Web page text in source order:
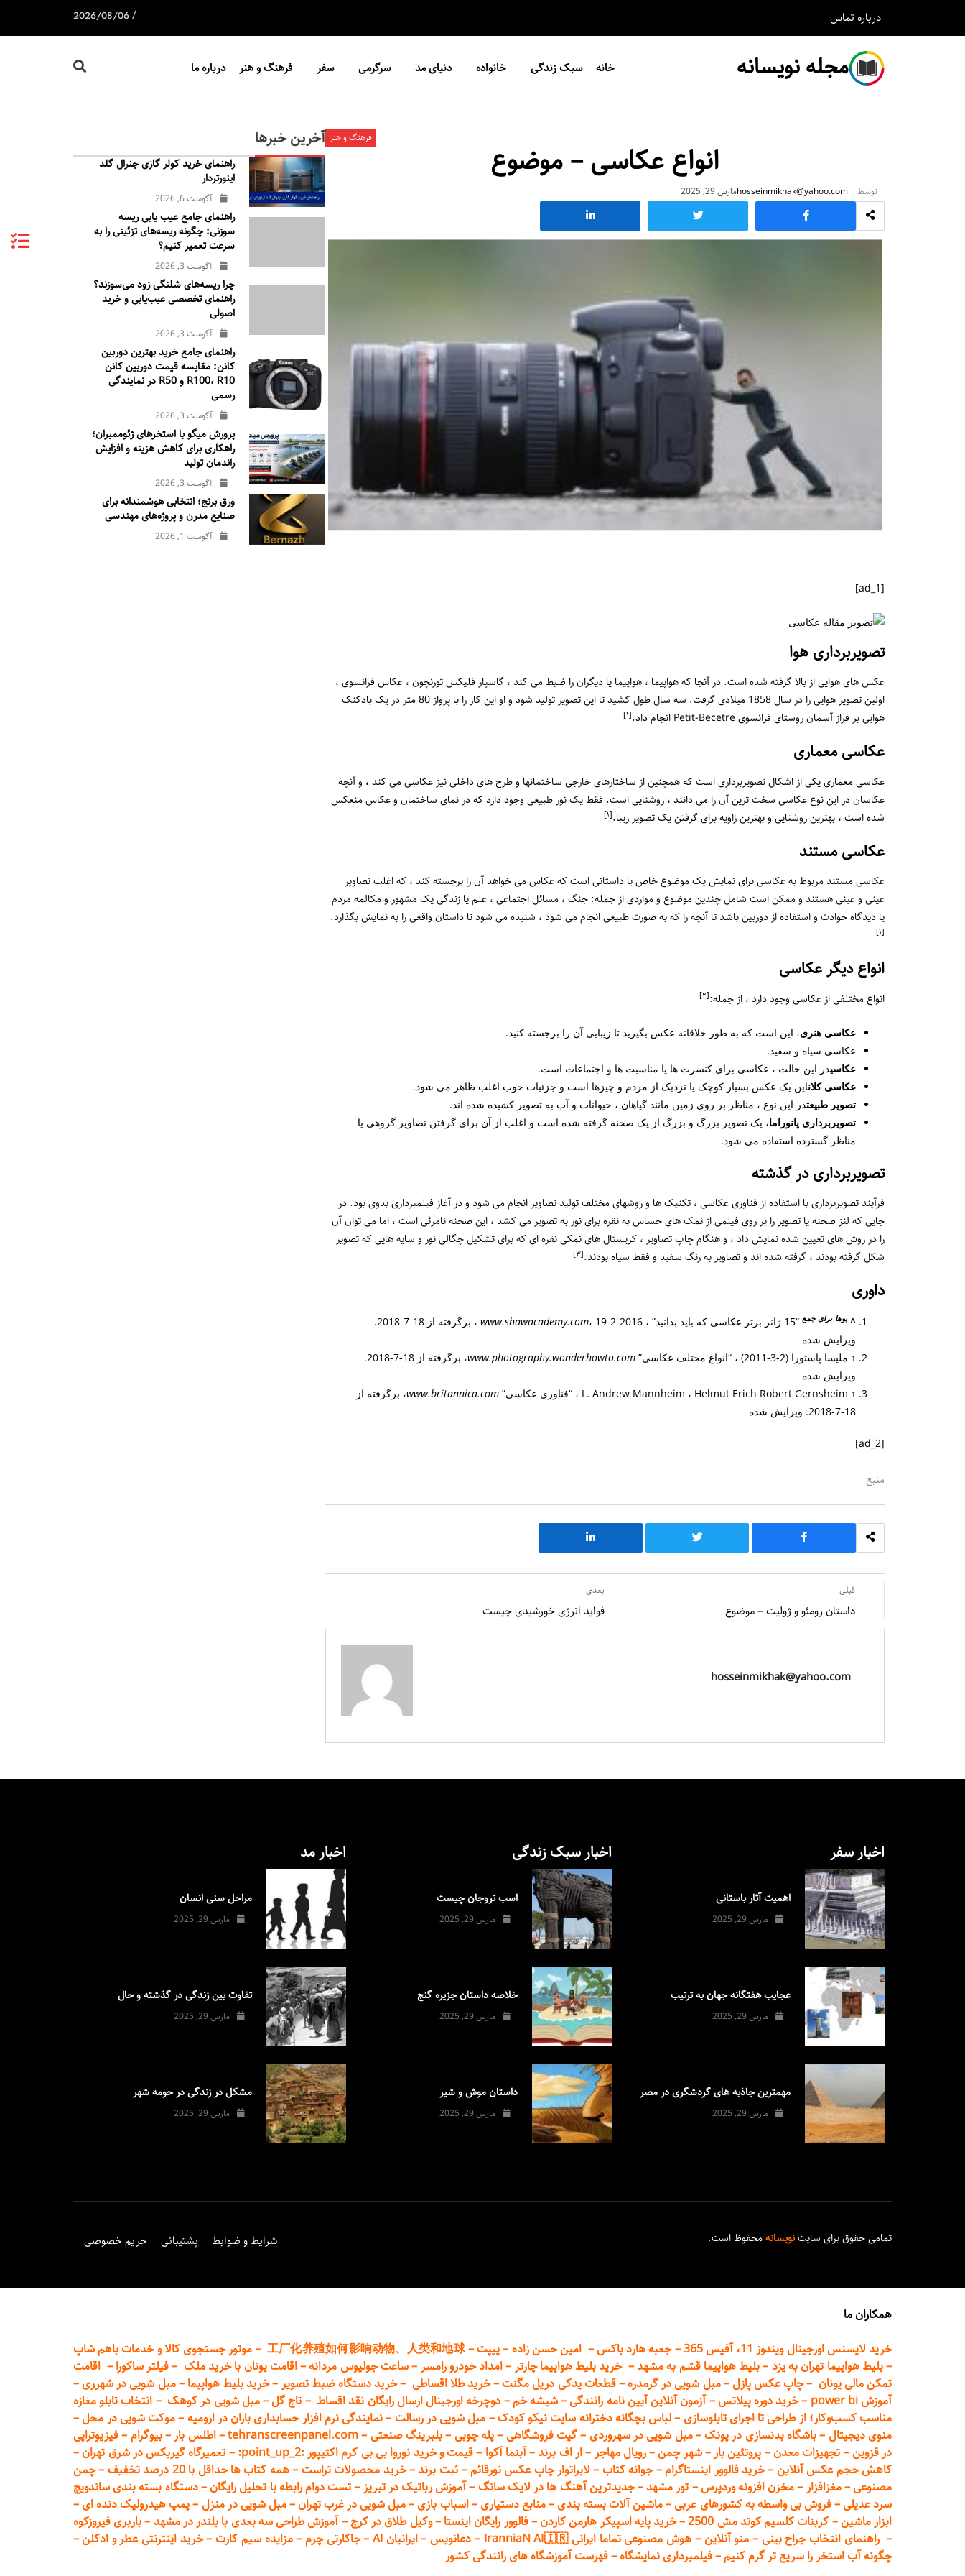
درباره تماس /
2026/08/06
مجله نویسانه خانه سبک زندگی خانواده دنیای مد سرگرمی سفر فرهنگ و هنر درباره ما
فرهنگ و هنر
انواع عکاسی – موضوع
توسط hosseinmikhak@yahoo.comمارس 29, 2025
[ad_1]
تصویربرداری هوا
عکس های هوایی از بالا گرفته شده است. در آنجا که هواپیما ، هواپیما یا دیگران را ضبط می کند ، گاسپار فلیکس تورنچون ، عکاس فرانسوی ،
اولین تصویر هوایی را در سال 1858 میلادی گرفت. سه سال طول کشید تا این تصویر تولید شود و او این کار را با پرواز 80 متر در یک بادکنک
هوایی بر فراز آسمان روستای فرانسوی Petit-Becetre انجام داد.
[١]
عکاسی معماری
عکاسی معماری یکی از اشکال تصویربرداری است که همچنین از ساختارهای خارجی ساختمانها و طرح های داخلی نیز عکاسی می کند ، و آنچه
عکاسان در این نوع عکاسی سخت ترین آن را می دانند ، روشنایی است. فقط یک نور طبیعی وجود دارد که در نمای ساختمان و عکاس منعکس
شده است ، بهترین روشنایی و بهترین زاویه برای گرفتن یک تصویر زیبا.[١]
عکاسی مستند
عکاسی مستند مربوط به عکاسی برای نمایش یک موضوع خاص یا داستانی است که عکاس می خواهد آن را برجسته کند ، که اغلب تصاویر
عینی و عینی هستند و ممکن است شامل چندین موضوع و مواردی از جمله: جنگ ، مسائل اجتماعی ، علم یا زندگی یک مشهور و مکالمه مردم
یا دیدگاه حوادث و استفاده از دوربین باشد تا آنچه را که به صورت طبیعی انجام می شود ، شنیده می شود تا داستان واقعی را به نمایش بگذارد.
[١]
انواع دیگر عکاسی
انواع مختلفی از عکاسی وجود دارد ، از جمله:[٢]
عکاسی هنری، این است که به طور خلاقانه عکس بگیرید تا زیبایی آن را برجسته کنید.
عکاسی سیاه و سفید.
عکاسیدر این حالت ، عکاسی برای کنسرت ها یا مناسبت ها و اجتماعات است.
عکاسی کلاناین یک عکس بسیار کوچک یا نزدیک از مردم و چیزها است و جزئیات خوب اغلب ظاهر می شود.
تصویر طبیعتدر این نوع ، مناظر بر روی زمین مانند گیاهان ، حیوانات و آب به تصویر کشیده شده اند.
تصویربرداری پانوراما، یک تصویر بزرگ و بزرگ از یک صحنه گرفته شده است و اغلب از آن برای گرفتن تصاویر گروهی یا
مناظر گسترده استفاده می شود.
تصویربرداری در گذشته
فرآیند تصویربرداری با استفاده از فناوری عکاسی ، تکنیک ها و روشهای مختلف تولید تصاویر انجام می شود و در آغاز فیلمبرداری بدوی بود. در
جایی که لنز صحنه یا تصویر را بر روی فیلمی از نمک های حساس به نقره برای نور به تصویر می کشد ، این صحنه نامرئی است ، اما می توان آن
را در روش های تعیین شده نمایش داد ، و هنگام چاپ تصاویر ، کریستال های نمکی نقره ای که برای تشکیل چگالی نور و سایه هایی که تصویر
شکل گرفته بودند ، گرفته شده اند و تصاویر به رنگ سفید و فقط سیاه بودند.[٣]
داوری
^ بوها برای جمع “15 ژانر برتر عکاسی که باید بدانید” ، www.shawacademy.com
، 19-2-2016 ، برگرفته از 18-7-2018.
ویرایش شده
↑ ملیسا پاستورا (2-3-2011) ، “انواع مختلف عکاسی” www.photography.wonderhowto.com
، برگرفته از 18-7-2018.
ویرایش شده
↑ L. Andrew Mannheim ، Helmut Erich Robert Gernsheim ، “فناوری عکاسی” www.britannica.com، برگرفته از
18-7-2018. ویرایش شده
[ad_2]
منبع
قبلی
داستان رومئو و ژولیت – موضوع
بعدی
فواید انرژی خورشیدی چیست
hosseinmikhak@yahoo.com
آخرین خبرها
راهنمای خرید کولر گازی جنرال‌ گلد
اینورتر‌دار
آگوست 6, 2026
راهنمای جامع عیب یابی ریسه
سوزنی: چگونه ریسه‌های تزئینی را به
سرعت تعمیر کنیم؟
آگوست 3, 2026
چرا ریسه‌های شلنگی زود می‌سوزند؟
راهنمای تخصصی عیب‌یابی و خرید
اصولی
آگوست 3, 2026
راهنمای جامع خرید بهترین دوربین
کانن: مقایسه قیمت دوربین کانن
R100، R10 و R50 در نمایندگی
رسمی
آگوست 3, 2026
پرورش میگو با استخرهای ژئوممبران؛
راهکاری برای کاهش هزینه و افزایش
راندمان تولید
آگوست 3, 2026
ورق برنج؛ انتخابی هوشمندانه برای
صنایع مدرن و پروژه‌های مهندسی
آگوست 1, 2026
اخبار سفر
اهمیت آثار باستانی
مارس 29, 2025
عجایب هفتگانه جهان به ترتیب
مارس 29, 2025
مهمترین جاذبه های گردشگری در مصر
مارس 29, 2025
اخبار سبک زندگی
اسب تروجان چیست
مارس 29, 2025
خلاصه داستان جزیره گنج
مارس 29, 2025
داستان موش و شیر
مارس 29, 2025
اخبار مد
مراحل سنی انسان
مارس 29, 2025
تفاوت بین زندگی در گذشته و حال
مارس 29, 2025
مشکل در زندگی در حومه شهر
مارس 29, 2025
تمامی حقوق برای سایتنویسانهمحفوظ است. شرایط و ضوابط پشتیبانی حریم خصوصی
همکاران ما
خرید لایسنس اورجینال ویندوز 11، آفیس 365
–جعبه هارد باکس– امین حسن زاده –پیپت–
工厂化养殖如何影响动物、人类和地球
– موتور جستجوی کالا و خدمات باهم شاپ
–بلیط هواپیما تهرانبه یزد –بلیط هواپیما قشم به مشهد–خرید بلیط هواپیما چارتر –امداد خودرورامسر –ساعت جولیوس مردانه–اقامت یونان با خرید ملک –فیلتر ساکورا – اقامت
تمکن مالی یونان –چاپ عکس پازل–مبل شویی در گرمدره–قطعاتیدکی دریل مگنت–خرید طلا اقساطی –خرید دستگاه ضبط تصویر –خرید بلیط هواپیما –مبل شویی در شهرری–
آموزش power bi
–خرید دورهپیلاتس–آزمون آنلاین آیین نامه رانندگی–شیشه خم– دوچرخه اورجینال ارسال رایگان نقد اقساط – تاج گل–مبل شویی در کوهک– انتخاب تابلو مغازه
مناسب کسب‌وکار؛ از طراحی تا اجرای تابلوسازی –لباس بچگانه دخترانه سایت نیکو کودک– مبل شویی در رسالت –نمایندگی نرم افزار حسابداری باران در ارومیه –موکت شویی در محل–
منوی دیجیتال –باشگاه بدنسازی در پونک–مبل شویی در سهروردی –گیت فروشگاهی –پله چوبی –بلبرینگ صنعتی –
tehranscreenpanel.com
–اطلس بار –بیوگرام –فیزیوتراپی
در قزوین– تجهیزات معدن– پروتئین بار –شهر چمن–رویال مهاجر –ار اف برند–آبنما آکوا –قیمت و خرید نوروا بی بی کرم اکتیپور :point_up_2: – تعمیرگاه گیربکس در شرق تهران–
کاهش حجم عکس آنلاین –خرید فالوور اینستاگرام–جوانه کتاب – لابراتوار چاپ عکس نورقائم –ثبت برند–خرید محصولات تراست –همه کتاب ها حداقل با 20 درصد تخفیف –چمن
مصنوعی–مغزافزار –مخزن افزونه وردپرس– تور مشهد–جدیدترین آهنگ ها در لایک سانگ –آموزشرباتیک در تبریز –تست دوام رابطه با تحلیل رایگان–دستگاه بسته‌ بندی ساندویچ
سرد عدیلی–فروش بی واسطه بهکشورهای عربی–ماشین آلات بسته بندی–منابع دستیاری–اسباب بازی–مبل شویی در غرب تهران–مبل شویی در منزل –پمپ هیدرولیک دنده ای–
ابزار ماشین– کربنات کلسیم کوتد مش 2500 –خرید پایه اسپیکر هارمن کاردن–فالوور رایگان اینستا –وکیل طلاق در کرج –آموزش طراحی سه بعدی با بلندر در مشهد –باربری فیروزکوه
–راهنمای انتخاب جراح بینی – منو آنلاین – هوش مصنوعی تماما ایرانی IranniaN AI🇮🇷 – دعانویس–ایرانیان AI –جاکارتی چرم –مزایده سیم کارت–خرید اینترنتی عطر و ادکلن–
چگونه آب استخر را سریع تر گرم کنیم–فیلمبرداری نمایشگاه–فهرست آموزشگاه های رانندگی کشور